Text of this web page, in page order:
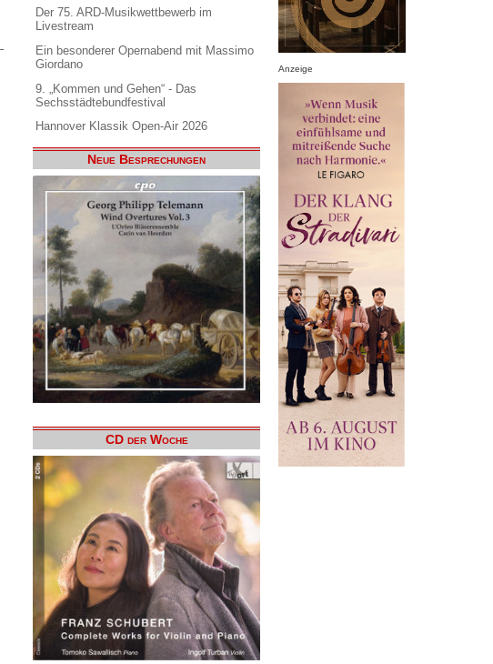
Der 75. ARD-Musikwettbewerb im
Livestream
Ein besonderer Opernabend mit Massimo
Giordano
9. „Kommen und Gehen“ - Das
Sechsstädtebundfestival
Hannover Klassik Open-Air 2026
Neue Besprechungen
CD der Woche
Anzeige